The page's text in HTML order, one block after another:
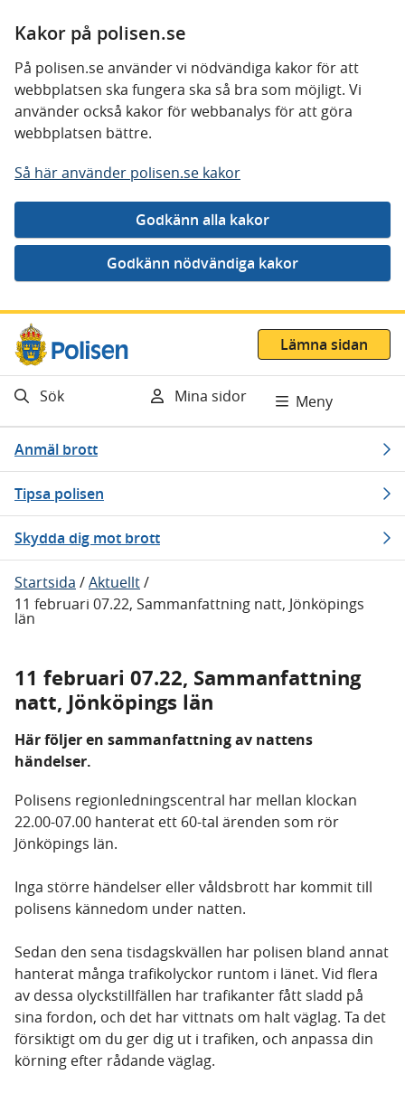
Kakor på polisen.se
På polisen.se använder vi nödvändiga kakor för att
webbplatsen ska fungera ska så bra som möjligt. Vi
använder också kakor för webbanalys för att göra
webbplatsen bättre.
Så här använder polisen.se kakor
Gå direkt till innehåll
Lämna sidan
Sök Mina sidor Meny
Anmäl brott
Tipsa polisen
Skydda dig mot brott
Startsida /Aktuellt/
11 februari 07.22, Sammanfattning natt, Jönköpings
län
11 februari 07.22, Sammanfattning
natt, Jönköpings län
Här följer en sammanfattning av nattens
händelser.
Polisens regionledningscentral har mellan klockan
22.00-07.00 hanterat ett 60-tal ärenden som rör
Jönköpings län.
Inga större händelser eller våldsbrott har kommit till
polisens kännedom under natten.
Sedan den sena tisdagskvällen har polisen bland annat
hanterat många trafikolyckor runtom i länet. Vid flera
av dessa olyckstillfällen har trafikanter fått sladd på
sina fordon, och det har vittnats om halt väglag. Ta det
försiktigt om du ger dig ut i trafiken, och anpassa din
körning efter rådande väglag.